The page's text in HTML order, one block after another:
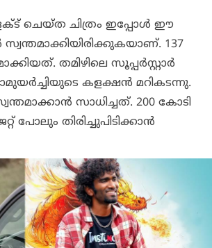
ചെയ്ത ചിത്രം ഇപ്പോള്‍ ഈ
137
തമിഴിലെ സൂപ്പര്‍സ്റ്റാര്‍
കളക്ഷന്‍ മറികടന്നു.
സാധിച്ചത്. 200 കോടി
പോലും തിരിച്ചുപിടിക്കാന്‍